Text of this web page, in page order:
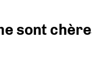
sont